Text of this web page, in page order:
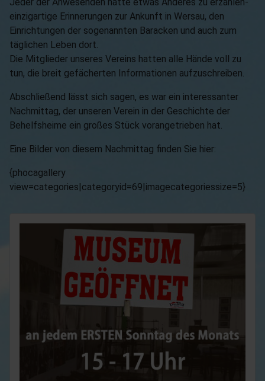
einzigartige Erinnerungen zur Ankunft in Wersau, den
Einrichtungen der sogenannten Baracken und auch zum
täglichen Leben dort.
Die Mitglieder unseres Vereins hatten alle Hände voll zu
tun, die breit gefächerten Informationen aufzuschreiben.
Abschließend lässt sich sagen, es war ein interessanter
Nachmittag, der unseren Verein in der Geschichte der
Behelfsheime ein großes Stück vorangetrieben hat.
Eine Bilder von diesem Nachmittag finden Sie hier:
{phocagallery
view=categories|categoryid=69|imagecategoriessize=5}